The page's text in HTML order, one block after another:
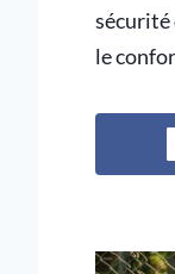
sécurité
le